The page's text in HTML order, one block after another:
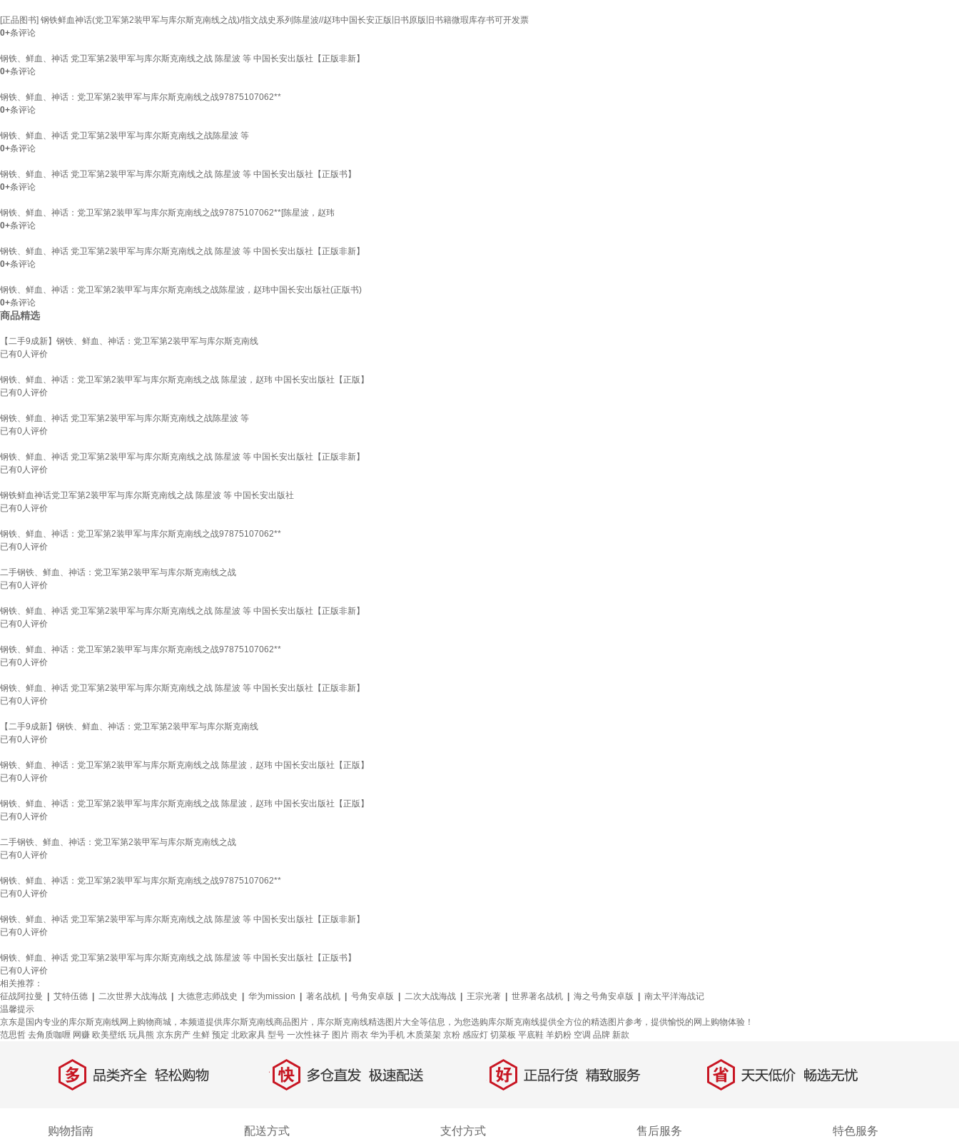
[正品图书] 钢铁鲜血神话(党卫军第2装甲军与库尔斯克南线之战)/指文战史系列陈星波//赵玮中国长安正版旧书原版旧书籍微瑕库存书可开发票
0+条评论
钢铁、鲜血、神话 党卫军第2装甲军与库尔斯克南线之战 陈星波 等 中国长安出版社【正版非新】
0+条评论
钢铁、鲜血、神话：党卫军第2装甲军与库尔斯克南线之战97875107062**
0+条评论
钢铁、鲜血、神话 党卫军第2装甲军与库尔斯克南线之战陈星波 等
0+条评论
钢铁、鲜血、神话 党卫军第2装甲军与库尔斯克南线之战 陈星波 等 中国长安出版社【正版书】
0+条评论
钢铁、鲜血、神话：党卫军第2装甲军与库尔斯克南线之战97875107062**[陈星波，赵玮
0+条评论
钢铁、鲜血、神话 党卫军第2装甲军与库尔斯克南线之战 陈星波 等 中国长安出版社【正版非新】
0+条评论
钢铁、鲜血、神话：党卫军第2装甲军与库尔斯克南线之战陈星波，赵玮中国长安出版社(正版书)
0+条评论
商品精选
【二手9成新】钢铁、鲜血、神话：党卫军第2装甲军与库尔斯克南线
已有0人评价
钢铁、鲜血、神话：党卫军第2装甲军与库尔斯克南线之战 陈星波，赵玮 中国长安出版社【正版】
已有0人评价
钢铁、鲜血、神话 党卫军第2装甲军与库尔斯克南线之战陈星波 等
已有0人评价
钢铁、鲜血、神话 党卫军第2装甲军与库尔斯克南线之战 陈星波 等 中国长安出版社【正版非新】
已有0人评价
钢铁鲜血神话党卫军第2装甲军与库尔斯克南线之战 陈星波 等 中国长安出版社
已有0人评价
钢铁、鲜血、神话：党卫军第2装甲军与库尔斯克南线之战97875107062**
已有0人评价
二手钢铁、鲜血、神话：党卫军第2装甲军与库尔斯克南线之战
已有0人评价
钢铁、鲜血、神话 党卫军第2装甲军与库尔斯克南线之战 陈星波 等 中国长安出版社【正版非新】
已有0人评价
钢铁、鲜血、神话：党卫军第2装甲军与库尔斯克南线之战97875107062**
已有0人评价
钢铁、鲜血、神话 党卫军第2装甲军与库尔斯克南线之战 陈星波 等 中国长安出版社【正版非新】
已有0人评价
【二手9成新】钢铁、鲜血、神话：党卫军第2装甲军与库尔斯克南线
已有0人评价
钢铁、鲜血、神话：党卫军第2装甲军与库尔斯克南线之战 陈星波，赵玮 中国长安出版社【正版】
已有0人评价
钢铁、鲜血、神话：党卫军第2装甲军与库尔斯克南线之战 陈星波，赵玮 中国长安出版社【正版】
已有0人评价
二手钢铁、鲜血、神话：党卫军第2装甲军与库尔斯克南线之战
已有0人评价
钢铁、鲜血、神话：党卫军第2装甲军与库尔斯克南线之战97875107062**
已有0人评价
钢铁、鲜血、神话 党卫军第2装甲军与库尔斯克南线之战 陈星波 等 中国长安出版社【正版非新】
已有0人评价
钢铁、鲜血、神话 党卫军第2装甲军与库尔斯克南线之战 陈星波 等 中国长安出版社【正版书】
已有0人评价
相关推荐：
征战阿拉曼
艾特伍德 二次世界大战海战 大德意志师战史 华为mission 著名战机 号角安卓版 二次大战海战 王宗光著 世界著名战机 海之号角安卓版
南太平洋海战记
温馨提示
京东是国内专业的库尔斯克南线网上购物商城，本频道提供库尔斯克南线商品图片，库尔斯克南线精选图片大全等信息，为您选购库尔斯克南线提供全方位的精选图片参考，提供愉悦的网上购物体验！
范思哲 去角质咖喱 网赚 欧美壁纸 玩具熊 京东房产 生鲜 预定 北欧家具 型号 一次性袜子 图片 雨衣 华为手机 木质菜架 京粉 感应灯 切菜板 平底鞋 羊奶粉 空调 品牌 新款
多 品类齐全，轻松购物 快 多仓直发，极速配送 好 正品行货，精致服务 省 天天低价，畅选无忧
购物指南 配送方式 支付方式 售后服务 特色服务